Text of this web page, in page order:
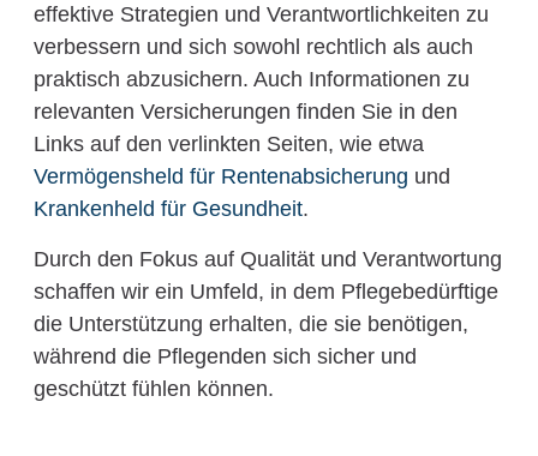
effektive Strategien und Verantwortlichkeiten zu
verbessern und sich sowohl rechtlich als auch
praktisch abzusichern. Auch Informationen zu
relevanten Versicherungen finden Sie in den
Links auf den verlinkten Seiten, wie etwa
Vermögensheld für Rentenabsicherung und
Krankenheld für Gesundheit.
Durch den Fokus auf Qualität und Verantwortung
schaffen wir ein Umfeld, in dem Pflegebedürftige
die Unterstützung erhalten, die sie benötigen,
während die Pflegenden sich sicher und
geschützt fühlen können.